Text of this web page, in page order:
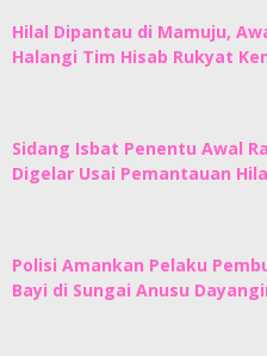
Hilal Dipantau di Mamuju,
Halangi Tim Hisab Rukyat
Sidang Isbat Penentu Awal
Digelar Usai Pemantauan
Polisi Amankan Pelaku
Bayi di Sungai Anusu